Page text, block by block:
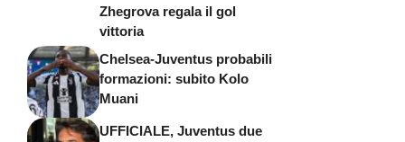
Zhegrova regala il gol
vittoria
Chelsea-Juventus probabili
formazioni: subito Kolo
Muani
UFFICIALE, Juventus due